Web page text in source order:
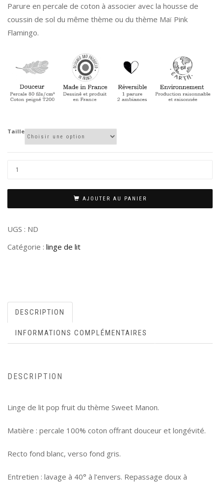
Parure en percale de coton à associer avec la housse de
coussin de sol du même thème ou du thème Maï Pink
Flamingo.
Taille
AJOUTER AU PANIER
UGS : ND
Catégorie : linge de lit
DESCRIPTION
INFORMATIONS COMPLÉMENTAIRES
DESCRIPTION
Linge de lit pop fruit du thème Sweet Manon.
Matière : percale 100% coton offrant douceur et longévité.
Recto fond blanc, verso fond gris.
Entretien : lavage à 40° à l’envers. Repassage doux à